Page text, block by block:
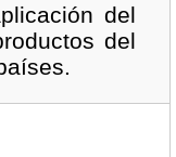
del
del